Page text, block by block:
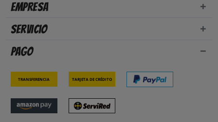
Empresa
Servicio
Pago
Transferencia Tarjeta de crédito